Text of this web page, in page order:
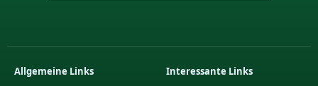
Allgemeine Links
Interessante Links